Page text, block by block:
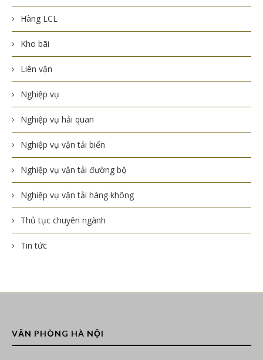
Hàng LCL
Kho bãi
Liên vận
Nghiệp vụ
Nghiệp vụ hải quan
Nghiệp vụ vận tải biển
Nghiệp vụ vận tải đường bộ
Nghiệp vụ vận tải hàng không
Thủ tục chuyên ngành
Tin tức
VĂN PHÒNG HÀ NỘI